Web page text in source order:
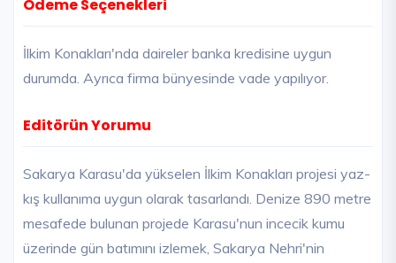
Ödeme Seçenekleri
İlkim Konakları'nda daireler banka kredisine uygun
durumda. Ayrıca firma bünyesinde vade yapılıyor.
Editörün Yorumu
Sakarya Karasu'da yükselen İlkim Konakları projesi yaz-
kış kullanıma uygun olarak tasarlandı. Denize 890 metre
mesafede bulunan projede Karasu'nun incecik kumu
üzerinde gün batımını izlemek, Sakarya Nehri'nin